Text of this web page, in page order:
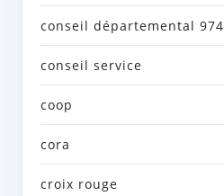
conseil départemental 974
conseil service
coop
cora
croix rouge